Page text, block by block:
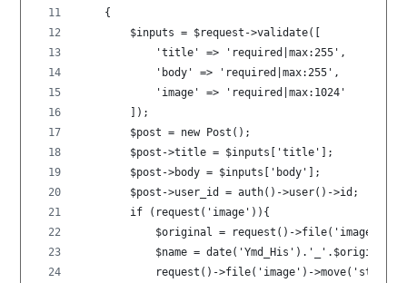
    {
        $inputs = $request->validate([
            'title' => 'required|max:255',
            'body' => 'required|max:255',
            'image' => 'required|max:1024'
        ]);
        $post = new Post();
        $post->title = $inputs['title'];
        $post->body = $inputs['body'];
        $post->user_id = auth()->user()->id;
        if (request('image')){
$original = request()->file('image')-
            $name = date('Ymd_His').'_'.$original;
request()->file('image')-